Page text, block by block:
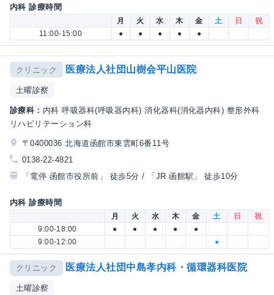
内科 診療時間
月 火 水 木 金 土 日
祝
11:00-15:00
● ● ● ● ●
クリニック 医療法人社団山樹会平山医院
土曜診察
診療科： 内科 呼吸器科(呼吸器内科) 消化器科(消化器内科) 整形外科
リハビリテーション科
〒0400036 北海道函館市東雲町6番11号
0138-22-4821
「電停 函館市役所前」 徒歩5分 / 「JR 函館駅」 徒歩10分
内科 診療時間
月 火 水 木 金 土 日
祝
9:00-18:00
● ● ● ●
●
9:00-12:00
●
クリニック 医療法人社団中島孝内科・循環器科医院
土曜診察